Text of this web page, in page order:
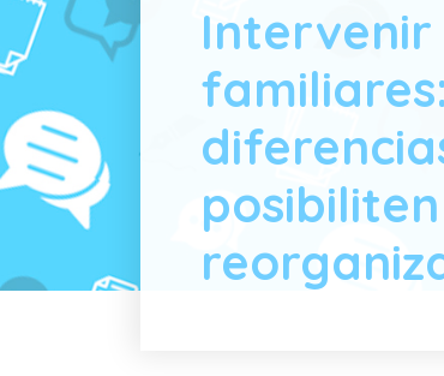
Intervenir